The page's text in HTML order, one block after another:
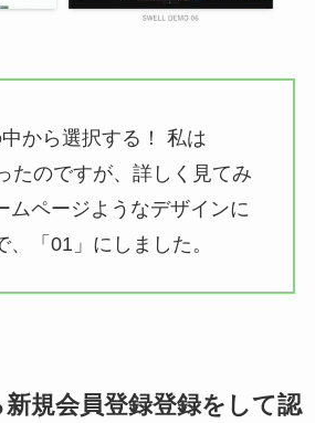
中から選択する！ 私は
たのですが、詳しく見てみ
ムページようなデザインに
、「01」にしました。
規会員登録登録をして認